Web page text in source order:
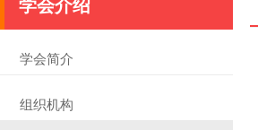
学会介绍
学会简介
组织机构